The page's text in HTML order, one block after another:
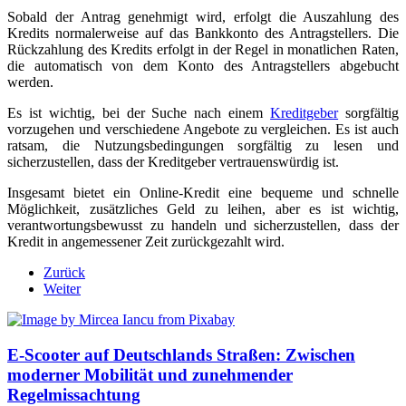
Sobald der Antrag genehmigt wird, erfolgt die Auszahlung des
Kredits normalerweise auf das Bankkonto des Antragstellers. Die
Rückzahlung des Kredits erfolgt in der Regel in monatlichen Raten,
die automatisch von dem Konto des Antragstellers abgebucht
werden.
Es ist wichtig, bei der Suche nach einemKreditgebersorgfältig
vorzugehen und verschiedene Angebote zu vergleichen. Es ist auch
ratsam, die Nutzungsbedingungen sorgfältig zu lesen und
sicherzustellen, dass der Kreditgeber vertrauenswürdig ist.
Insgesamt bietet ein Online-Kredit eine bequeme und schnelle
Möglichkeit, zusätzliches Geld zu leihen, aber es ist wichtig,
verantwortungsbewusst zu handeln und sicherzustellen, dass der
Kredit in angemessener Zeit zurückgezahlt wird.
Zurück
Weiter
E-Scooter auf Deutschlands Straßen: Zwischen
moderner Mobilität und zunehmender
Regelmissachtung